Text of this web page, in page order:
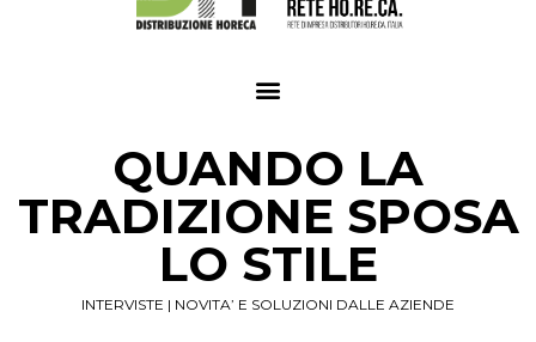
QUANDO LA
TRADIZIONE SPOSA
LO STILE
INTERVISTE | NOVITA’ E SOLUZIONI DALLE AZIENDE